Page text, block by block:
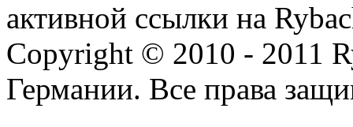
активной ссылки на
Copyright © 2010 - 2011
Германии. Все права